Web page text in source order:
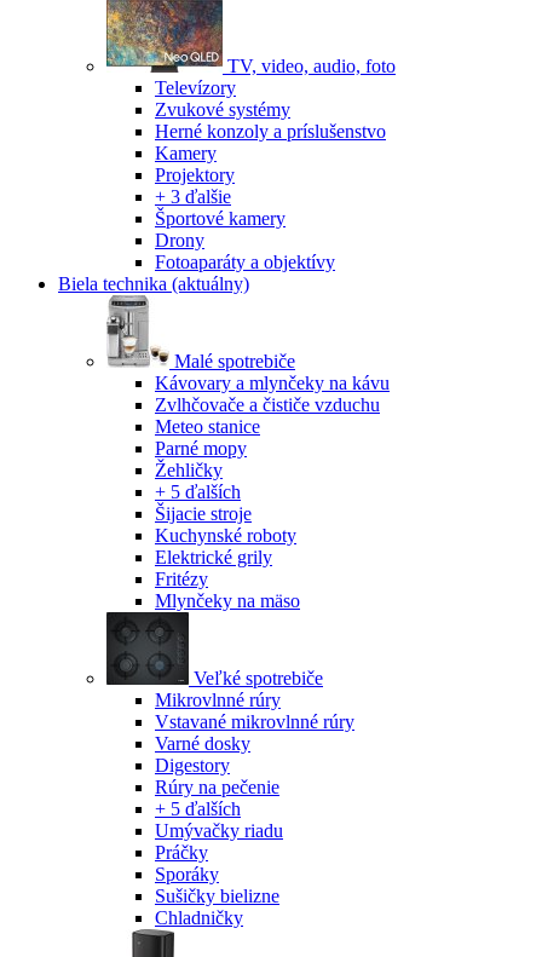
TV, video, audio, foto
Televízory
Zvukové systémy
Herné konzoly a príslušenstvo
Kamery
Projektory
+ 3 ďalšie
Športové kamery
Drony
Fotoaparáty a objektívy
Biela technika (aktuálny)
Malé spotrebiče
Kávovary a mlynčeky na kávu
Zvlhčovače a čističe vzduchu
Meteo stanice
Parné mopy
Žehličky
+ 5 ďalších
Šijacie stroje
Kuchynské roboty
Elektrické grily
Fritézy
Mlynčeky na mäso
Veľké spotrebiče
Mikrovlnné rúry
Vstavané mikrovlnné rúry
Varné dosky
Digestory
Rúry na pečenie
+ 5 ďalších
Umývačky riadu
Práčky
Sporáky
Sušičky bielizne
Chladničky